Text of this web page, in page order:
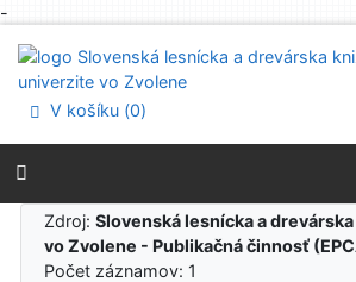
-
Prejsť na menu
Prehlásenie o webovej prístupnosti
V košíku (0)
Zdroj:Slovenská lesnícka a
vo Zvolene - Publikačná činnosť
Počet záznamov: 1